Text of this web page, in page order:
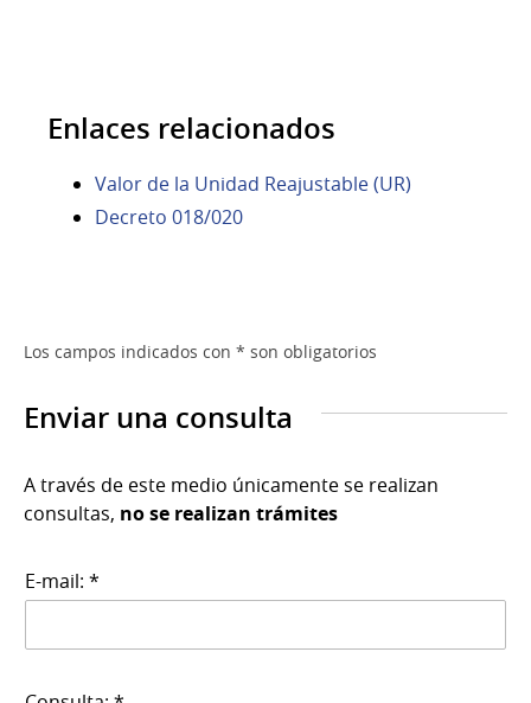
Enlaces relacionados
Valor de la Unidad Reajustable (UR)
Decreto 018/020
Los campos indicados con * son obligatorios
Enviar una consulta
A través de este medio únicamente se realizan
consultas, no se realizan trámites
E-mail: *